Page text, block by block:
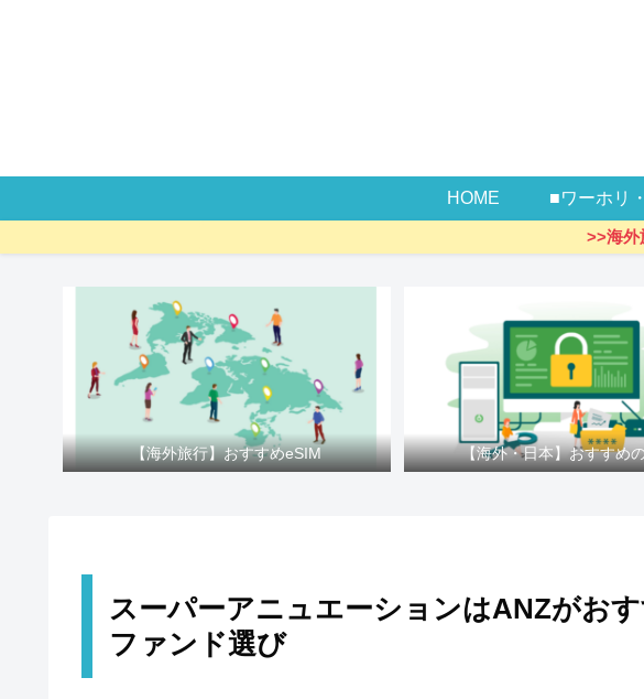
HOME ■ワーホリ
>>海外
【海外旅行】おすすめeSIM 【海外・日本】おすすめ
スーパーアニュエーションはANZがお
ファンド選び